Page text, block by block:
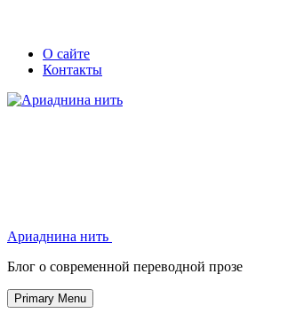
Skip
Secondary
left
navigation
Secondary
right
navigation
О сайте
Контакты
Ариаднина нить
Блог о современной переводной прозе
Primary Menu